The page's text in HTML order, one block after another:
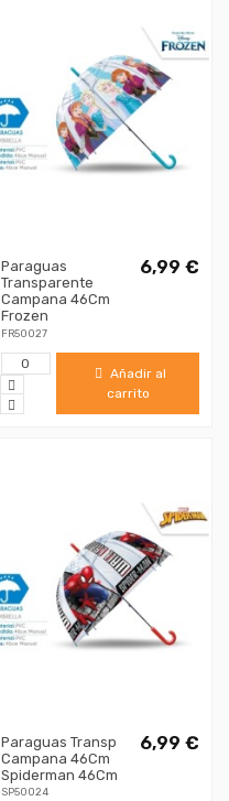
Paraguas
Transparente
Campana 46Cm
Frozen
FR50027
6,99 €
Añadir al
carrito
Paraguas Transp
Campana 46Cm
Spiderman 46Cm
SP50024
6,99 €